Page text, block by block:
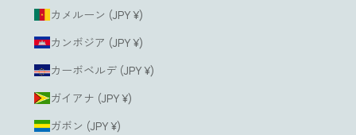
カメルーン (JPY ¥)
カンボジア (JPY ¥)
カーボベルデ (JPY ¥)
ガイアナ (JPY ¥)
ガボン (JPY ¥)